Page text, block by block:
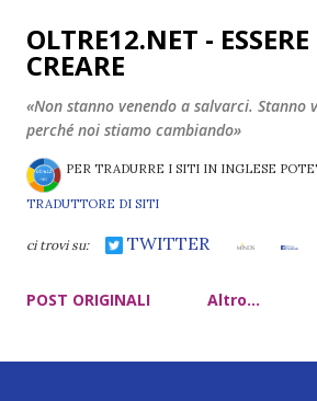
Passa ai contenuti
OLTRE12.NET - ESSERE
CREARE
«Non stanno venendo a salvarci. Stanno
perché noi stiamo cambiando»
PER TRADURRE I SITI IN INGLESE
TRADUTTORE DI SITI
ci trovi su: TWITTER
POST ORIGINALI Altro…